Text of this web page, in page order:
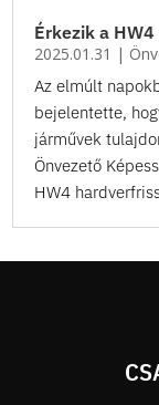
Érkezik a
2025.01.31 |
Az elmúlt
bejelentette,
járművek
Önvezető
HW4